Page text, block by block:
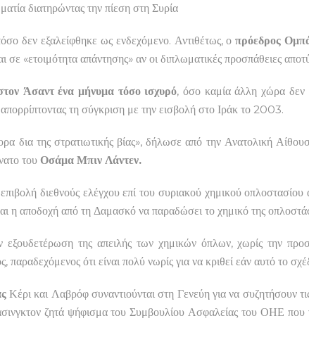
διατηρώντας την πίεση στη Συρία
δεν εξαλείφθηκε ως ενδεχόμενο. Αντιθέτως, οπρόεδρος
σε «ετοιμότητα απάντησης» αν οι διπλωματικές προσπάθειες
Άσαντ ένα μήνυμα τόσο ισχυρό, όσο καμία άλλη χώρα δεν
τη σύγκριση με την εισβολή στο Ιράκ το 2003.
δια της στρατιωτικής βίας», δήλωσε από την Ανατολική
του Οσάμα Μπιν Λάντεν.
διεθνούς ελέγχου επί του συριακού χημικού
η αποδοχή από τη Δαμασκό να παραδώσει το χημικό της
της απειλής των χημικών όπλων, χωρίς την
ότι είναι πολύ νωρίς για να κριθεί εάν αυτό το
Κέρι και Λαβρόφ συναντιούνται στη Γενεύη για να συζητήσουν
ζητά ψήφισμα του Συμβουλίου Ασφαλείας του ΟΗΕ που